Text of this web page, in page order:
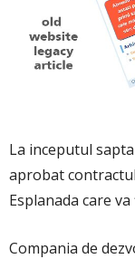
La inceputul
aprobat
Esplanada care
Compania de